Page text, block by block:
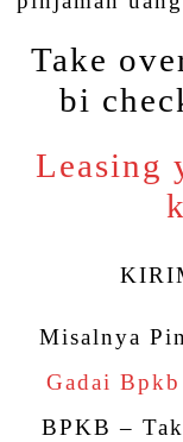
Take
bi
Leasing
Misalnya
Gadai
BPKB –